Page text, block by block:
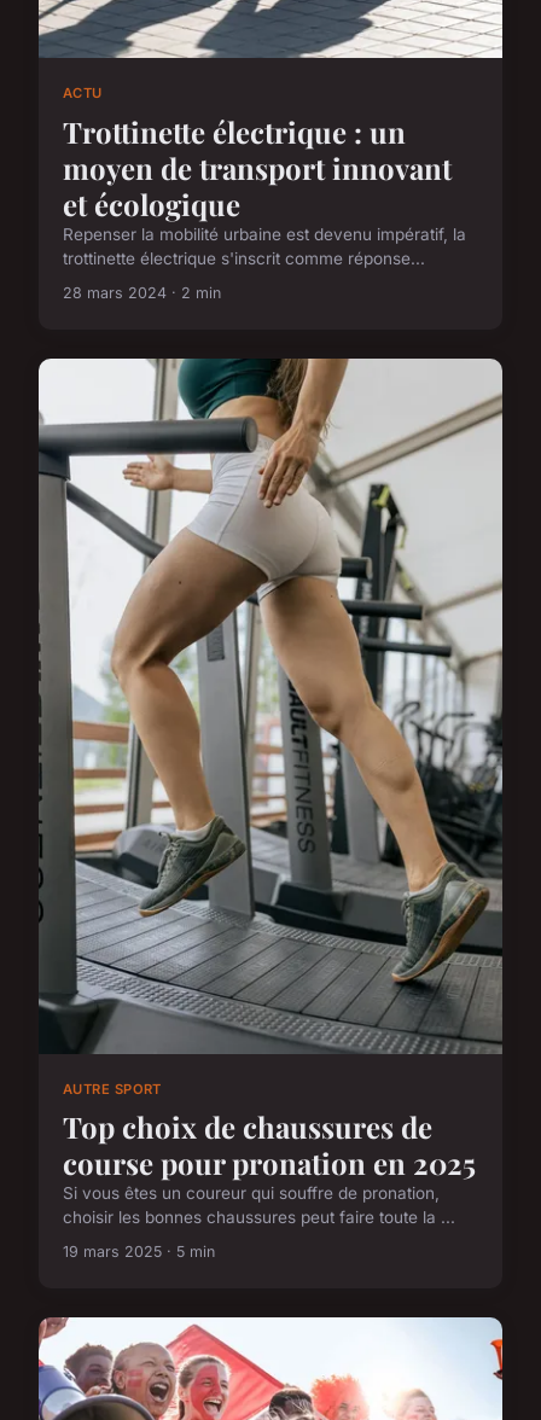
ACTU
Trottinette électrique : un
moyen de transport innovant
et écologique
Repenser la mobilité urbaine est devenu impératif, la
trottinette électrique s'inscrit comme réponse...
28 mars 2024 · 2 min
AUTRE SPORT
Top choix de chaussures de
course pour pronation en 2025
Si vous êtes un coureur qui souffre de pronation,
choisir les bonnes chaussures peut faire toute la ...
19 mars 2025 · 5 min